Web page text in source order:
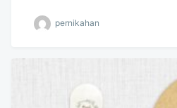
pernikahan